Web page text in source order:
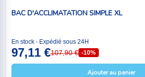
BAC D'ACCLIMATATION SIMPLE XL
En stock - Expédié sous 24H
97,11 €107,90 € -10%
Ajouter au panier